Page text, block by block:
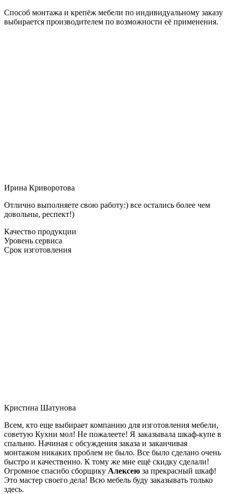
Способ монтажа и крепёж мебели по индивидуальному заказу
выбирается производителем по возможности её применения.
Ирина Криворотова
Отлично выполняете свою работу:) все остались более чем
довольны, респект!)
Качество продукции
Уровень сервиса
Срок изготовления
Кристина Шатунова
Всем, кто еще выбирает компанию для изготовления мебели,
советую Кухни мол! Не пожалеете! Я заказывала шкаф-купе в
спальню. Начиная с обсуждения заказа и заканчивая
монтажом никаких проблем не было. Все было сделано очень
быстро и качественно. К тому же мне ещё скидку сделали!
Огромное спасибо сборщику Алексею за прекрасный шкаф!
Это мастер своего дела! Всю мебель буду заказывать только
здесь.